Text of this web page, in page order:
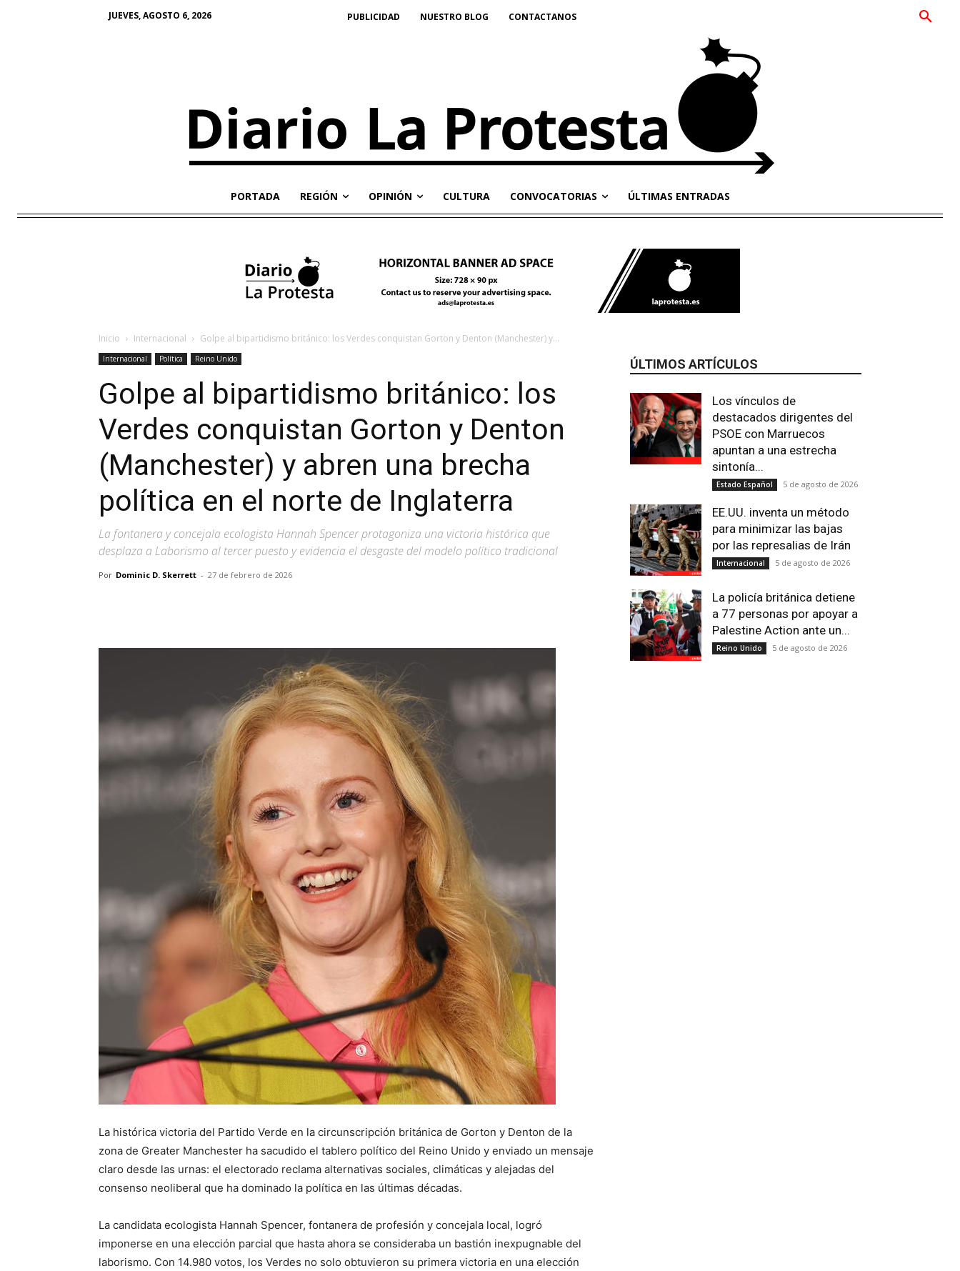
JUEVES, AGOSTO 6, 2026 PUBLICIDAD NUESTRO BLOG CONTACTANOS
PORTADA REGIÓN OPINIÓN CULTURA CONVOCATORIAS ÚLTIMAS ENTRADAS
Inicio Internacional Golpe al bipartidismo británico: los Verdes conquistan Gorton y Denton (Manchester) y...
Internacional Política Reino Unido
Golpe al bipartidismo británico: los
Verdes conquistan Gorton y Denton
(Manchester) y abren una brecha
política en el norte de Inglaterra
La fontanera y concejala ecologista Hannah Spencer protagoniza una victoria histórica que
desplaza a Laborismo al tercer puesto y evidencia el desgaste del modelo político tradicional
Por Dominic D. Skerrett - 27 de febrero de 2026
Email Impresión
La histórica victoria del Partido Verde en la circunscripción británica de Gorton y Denton de la
zona de Greater Manchester ha sacudido el tablero político del Reino Unido y enviado un mensaje
claro desde las urnas: el electorado reclama alternativas sociales, climáticas y alejadas del
consenso neoliberal que ha dominado la política en las últimas décadas.
La candidata ecologista Hannah Spencer, fontanera de profesión y concejala local, logró
imponerse en una elección parcial que hasta ahora se consideraba un bastión inexpugnable del
laborismo. Con 14.980 votos, los Verdes no solo obtuvieron su primera victoria en una elección
ÚLTIMOS ARTÍCULOS
Los vínculos de
destacados dirigentes del
PSOE con Marruecos
apuntan a una estrecha
sintonía...
Estado Español 5 de agosto de 2026
EE.UU. inventa un método
para minimizar las bajas
por las represalias de Irán
Internacional 5 de agosto de 2026
La policía británica detiene
a 77 personas por apoyar a
Palestine Action ante un...
Reino Unido 5 de agosto de 2026